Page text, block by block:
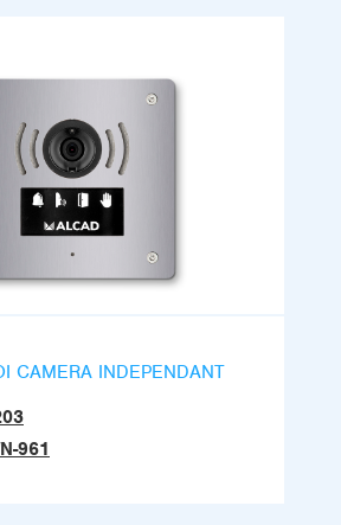
CAMERA INDEPENDANT
961